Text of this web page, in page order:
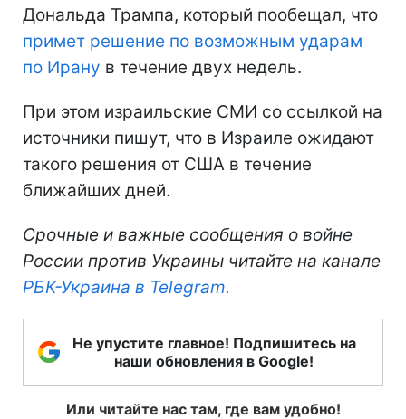
Дональда Трампа, который пообещал, что
примет решение по возможным ударам
по Ирану в течение двух недель.
При этом израильские СМИ со ссылкой на
источники пишут, что в Израиле ожидают
такого решения от США в течение
ближайших дней.
Срочные и важные сообщения о войне
России против Украины читайте на канале
РБК-Украина в Telegram.
Не упустите главное! Подпишитесь на
наши обновления в Google!
Или читайте нас там, где вам удобно!